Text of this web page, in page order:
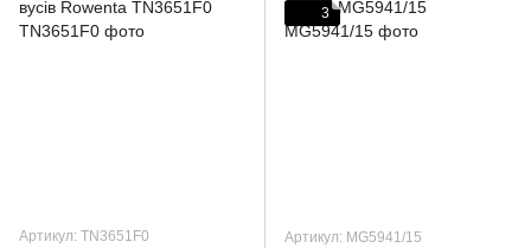
Артикул: TN3651F0
3
Артикул: MG5941/15